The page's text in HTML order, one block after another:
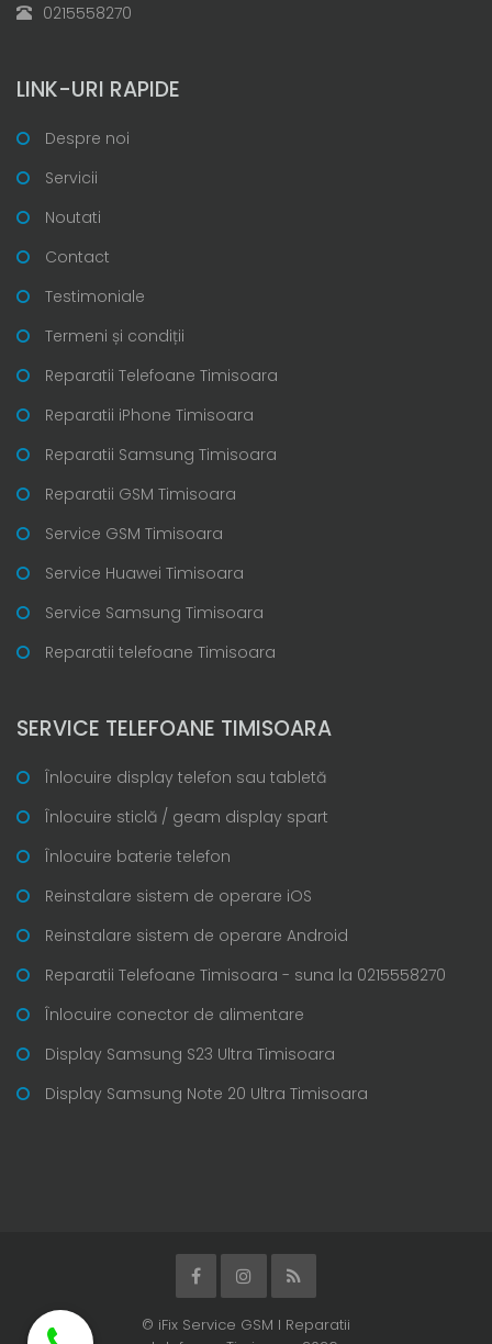
0215558270
LINK-URI RAPIDE
Despre noi
Servicii
Noutati
Contact
Testimoniale
Termeni și condiții
Reparatii Telefoane Timisoara
Reparatii iPhone Timisoara
Reparatii Samsung Timisoara
Reparatii GSM Timisoara
Service GSM Timisoara
Service Huawei Timisoara
Service Samsung Timisoara
Reparatii telefoane Timisoara
SERVICE TELEFOANE TIMISOARA
Înlocuire display telefon sau tabletă
Înlocuire sticlă / geam display spart
Înlocuire baterie telefon
Reinstalare sistem de operare iOS
Reinstalare sistem de operare Android
Reparatii Telefoane Timisoara - suna la 0215558270
Înlocuire conector de alimentare
Display Samsung S23 Ultra Timisoara
Display Samsung Note 20 Ultra Timisoara
© iFix Service GSM I Reparatii